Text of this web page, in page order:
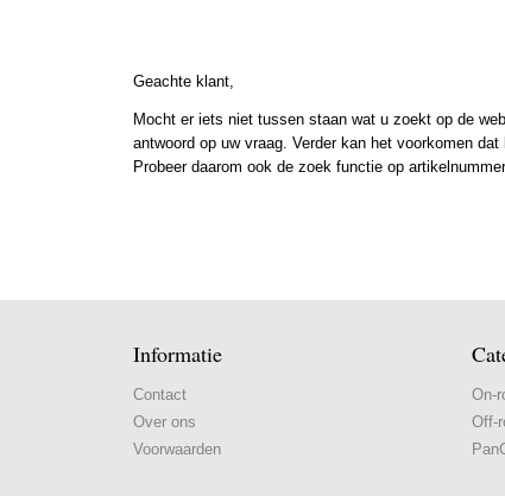
Geachte klant,
Mocht er iets niet tussen staan wat u zoekt op de
antwoord op uw vraag. Verder kan het voorkomen
Probeer daarom ook de zoek functie op
Informatie
Contact
Over ons
Voorwaarden
On-
Off-